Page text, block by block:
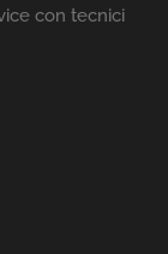
con tecnici